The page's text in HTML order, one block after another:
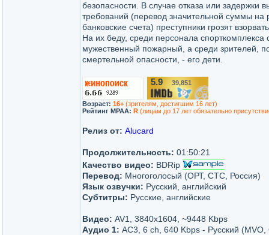
безопасности. В случае отказа или задержки
требований (перевод значительной суммы на
банковские счета) преступники грозят
На их беду, среди персонала спорткомплекса
мужественный пожарный, а среди зрителей,
смертельной опасности, - его дети.
5.9 39,851
Возраст: 16+ (зрителям, достигшим 16 лет)
Рейтинг MPAA: R (лицам до 17 лет обязательно
Релиз от: Alucard
Продолжительность: 01:50:21
Качество видео: BDRip
Перевод: Многоголосый (ОРТ, СТС, Россия)
Язык озвучки: Русский, английский
Субтитры: Русские, английские
Видео: AV1, 3840x1604, ~9448 Kbps
Аудио 1: AC3, 6 ch, 640 Kbps - Русский